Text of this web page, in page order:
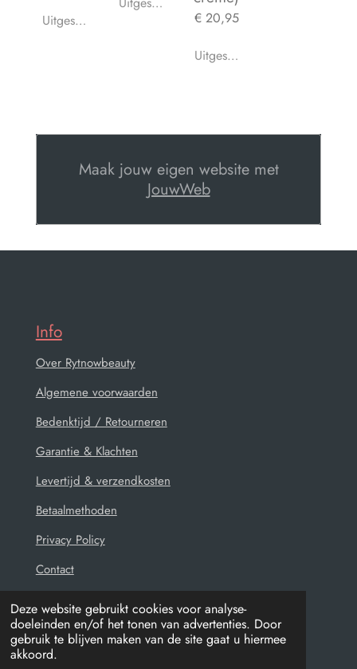
Deze website gebruikt cookies voor analyse-
doeleinden en/of het tonen van advertenties. Door
gebruik te blijven maken van de site gaat u hiermee
akkoord.
Uitgeschakeld € 20,95
Uitgeschakeld
Maak jouw eigen website met
JouwWeb
Info
Over Rytnowbeauty
Algemene voorwaarden
Bedenktijd / Retourneren
Garantie & Klachten
Levertijd & verzendkosten
Betaalmethoden
Privacy Policy
Contact
© 2021 - 2026 Rytnowbeauty